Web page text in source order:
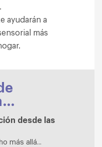
.
ayudarán a
más
desde las
más allá...